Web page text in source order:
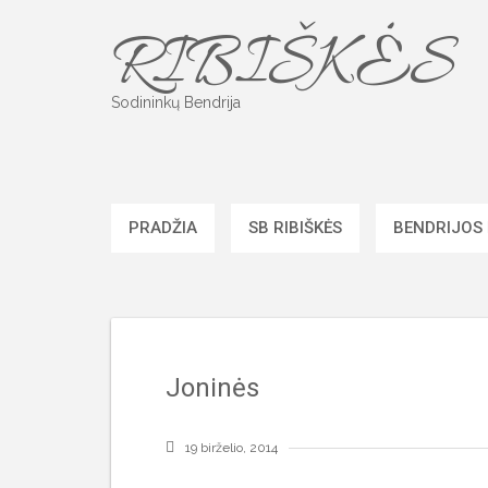
RIBIŠKĖS
Sodininkų Bendrija
PRADŽIA SB RIBIŠKĖS
Joninės
19 birželio, 2014